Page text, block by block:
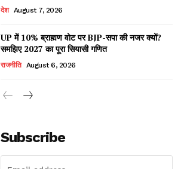
देश August 7, 2026
UP में 10% ब्राह्मण वोट पर BJP-सपा की नजर क्यों?
समझिए 2027 का पूरा सियासी गणित
राजनीति August 6, 2026
Subscribe